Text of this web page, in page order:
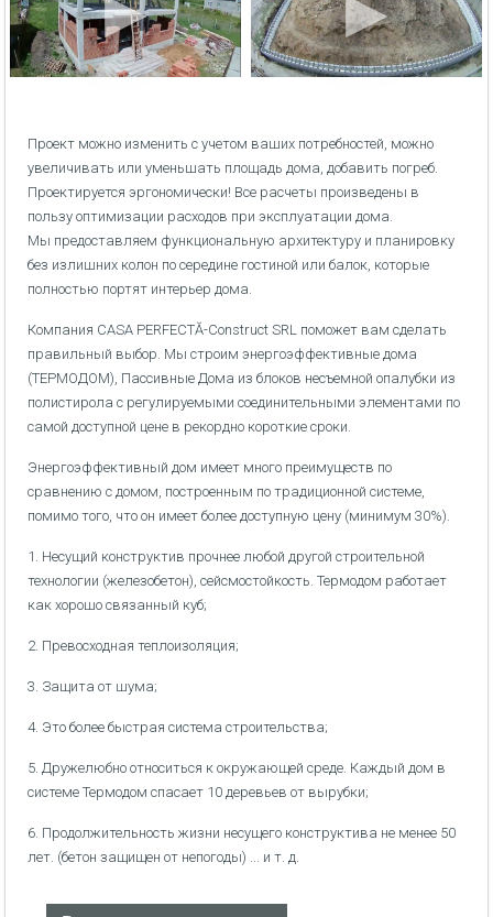
Проект можно изменить с учетом ваших потребностей, можно
увеличивать или уменьшать площадь дома, добавить погреб.
Проектируется эргономически! Все расчеты произведены в
пользу оптимизации расходов при эксплуатации дома.
Мы предоставляем функциональную архитектуру и планировку
без излишних колон по середине гостиной или балок, которые
полностью портят интерьер дома.
Компания CASA PERFECTĂ-Construct SRL поможет вам сделать
правильный выбор. Мы строим энергоэффективные дома
(ТЕРМОДОМ), Пассивные Дома из блоков несъемной опалубки из
полистирола с регулируемыми соединительными элементами по
самой доступной цене в рекордно короткие сроки.
Энергоэффективный дом имеет много преимуществ по
сравнению с домом, построенным по традиционной системе,
помимо того, что он имеет более доступную цену (минимум 30%).
1. Несущий конструктив прочнее любой другой строительной
технологии (железобетон), сейсмостойкость. Термодом работает
как хорошо связанный куб;
2. Превосходная теплоизоляция;
3. Защита от шума;
4. Это более быстрая система строительства;
5. Дружелюбно относиться к окружающей среде. Каждый дом в
системе Термодом спасает 10 деревьев от вырубки;
6. Продолжительность жизни несущего конструктива не менее 50
лет. (бетон защищен от непогоды) ... и т. д.